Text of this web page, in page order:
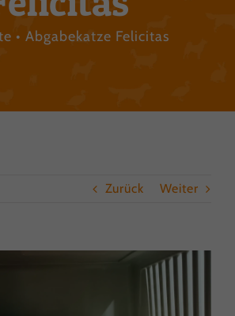
Abgabekatze Felicitas
Zurück Weiter